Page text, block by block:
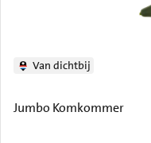
Jumbo Komkommer
Van dichtbij